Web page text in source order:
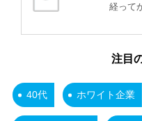
経って
注目
40代 ホワイト企業